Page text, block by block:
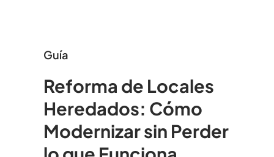
Guía
Reforma de Locales
Heredados: Cómo
Modernizar sin Perder